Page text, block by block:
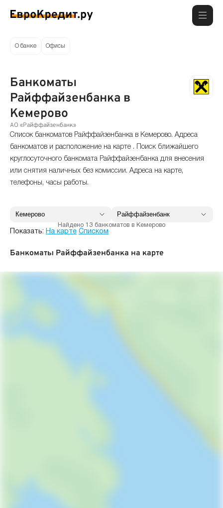
О банке Офисы
Банкоматы
Райффайзенбанка в
Кемерово
АО «Райффайзенбанк»
Список банкоматов Райффайзенбанка в Кемерово. Адреса
банкоматов и расположение на карте . Поиск ближайшего
круглосуточного банкомата Райффайзенбанка для внесения
или снятия наличных без комиссии. Адреса на карте,
телефоны, часы работы.
Найдено 13 банкоматов в Кемерово
Показать: На карте Списком
Банкоматы Райффайзенбанка на карте